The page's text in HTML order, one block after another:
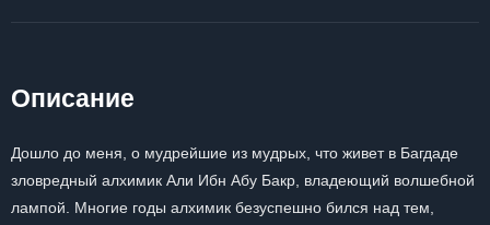
Описание
Дошло до меня, о мудрейшие из мудрых, что живет в Багдаде
зловредный алхимик Али Ибн Абу Бакр, владеющий волшебной
лампой. Многие годы алхимик безуспешно бился над тем,